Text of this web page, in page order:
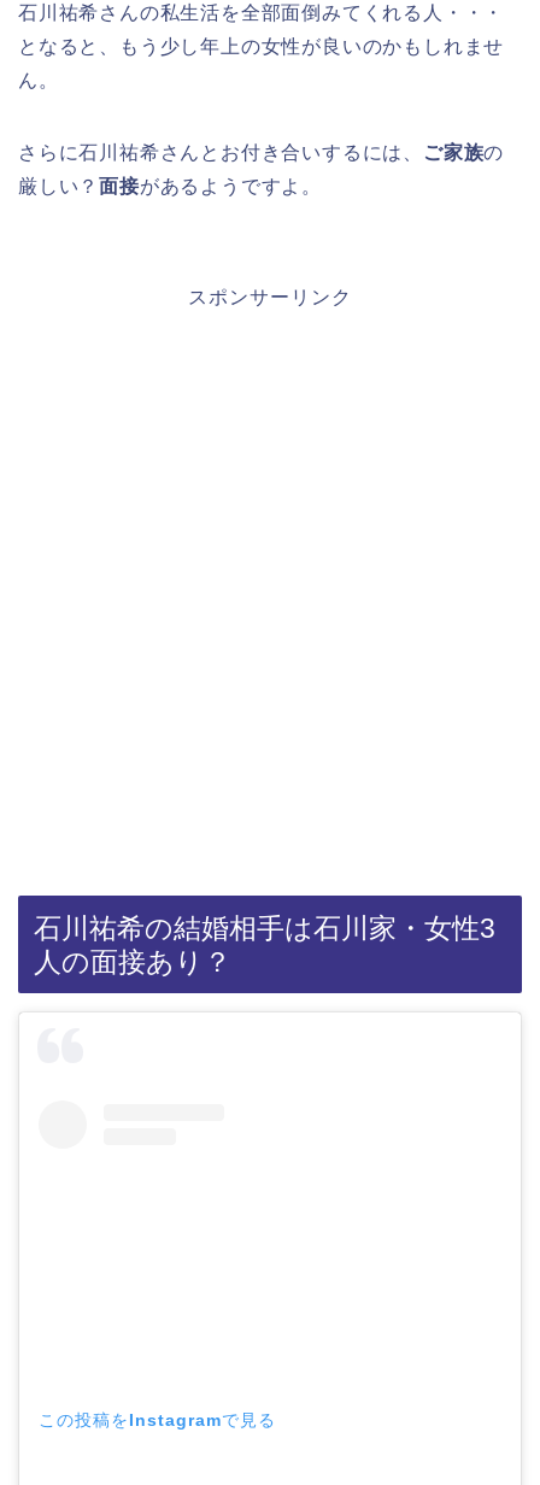
石川祐希さんの私生活を全部面倒みてくれる人・・・
となると、もう少し年上の女性が良いのかもしれませ
ん。
さらに石川祐希さんとお付き合いするには、 ご家族の
厳しい？面接があるようですよ。
スポンサーリンク
石川祐希の結婚相手は石川家・女性3
人の面接あり？
この投稿をInstagramで見る